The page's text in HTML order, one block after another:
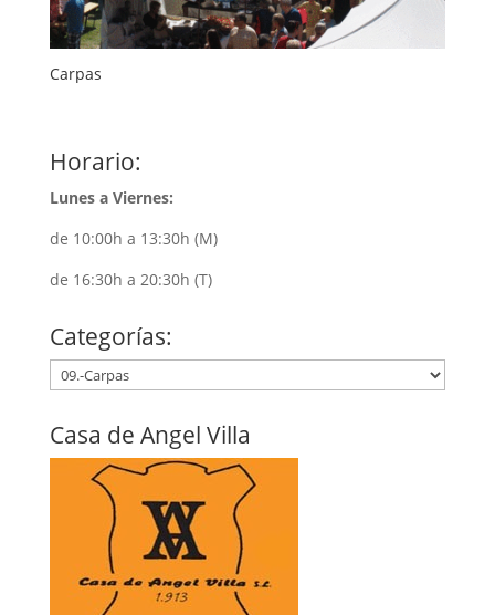
Carpas
Horario:
Lunes a Viernes:
de 10:00h a 13:30h (M)
de 16:30h a 20:30h (T)
Categorías:
Casa de Angel Villa